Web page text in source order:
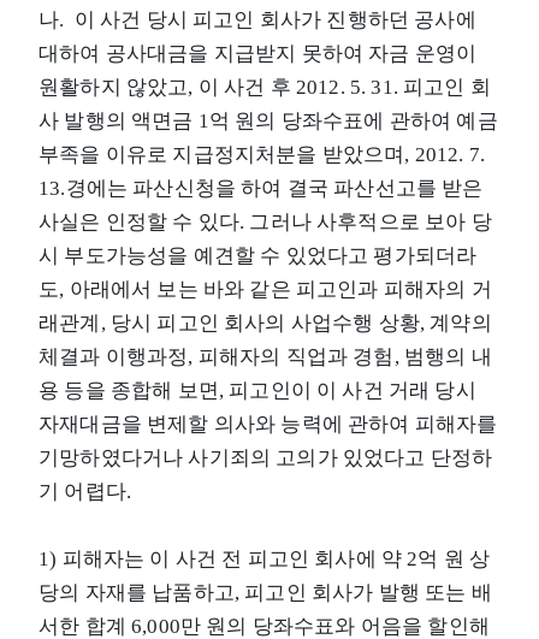
나. 이 사건 당시 피고인 회사가 진행하던 공사에
대하여 공사대금을 지급받지 못하여 자금 운영이
원활하지 않았고, 이 사건 후 2012. 5. 31. 피고인 회
사 발행의 액면금 1억 원의 당좌수표에 관하여 예금
부족을 이유로 지급정지처분을 받았으며, 2012. 7.
13.경에는 파산신청을 하여 결국 파산선고를 받은
사실은 인정할 수 있다. 그러나 사후적으로 보아 당
시 부도가능성을 예견할 수 있었다고 평가되더라
도, 아래에서 보는 바와 같은 피고인과 피해자의 거
래관계, 당시 피고인 회사의 사업수행 상황, 계약의
체결과 이행과정, 피해자의 직업과 경험, 범행의 내
용 등을 종합해 보면, 피고인이 이 사건 거래 당시
자재대금을 변제할 의사와 능력에 관하여 피해자를
기망하였다거나 사기죄의 고의가 있었다고 단정하
기 어렵다.
1) 피해자는 이 사건 전 피고인 회사에 약 2억 원 상
당의 자재를 납품하고, 피고인 회사가 발행 또는 배
서한 합계 6,000만 원의 당좌수표와 어음을 할인해